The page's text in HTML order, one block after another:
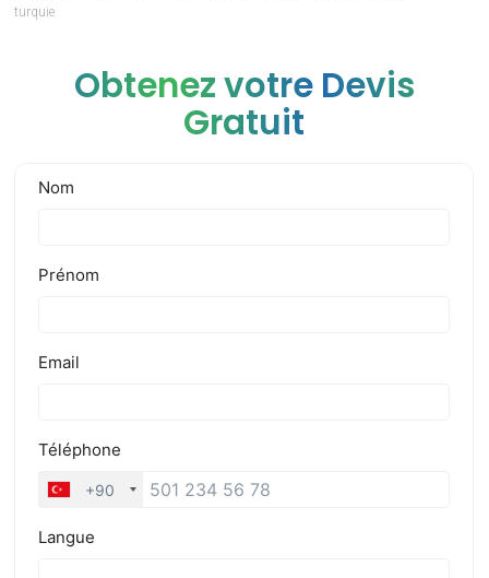
turquie
Obtenez votre Devis
Gratuit